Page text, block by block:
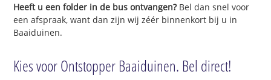
Heeft u een folder in de bus ontvangen?Bel dan snel voor
een afspraak, want dan zijn wij zéér binnenkort bij u in
Baaiduinen.
Kies voor Ontstopper Baaiduinen. Bel direct!